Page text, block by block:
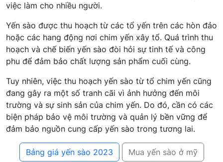
việc làm cho nhiều người.
Yến sào được thu hoạch từ các tổ yến trên các hòn đảo
hoặc các hang động nơi chim yến xây tổ. Quá trình thu
hoạch và chế biến yến sào đòi hỏi sự tinh tế và công
phu để đảm bảo chất lượng sản phẩm cuối cùng.
Tuy nhiên, việc thu hoạch yến sào từ tổ chim yến cũng
đang gây ra một số tranh cãi vì ảnh hưởng đến môi
trường và sự sinh sản của chim yến. Do đó, cần có các
biện pháp bảo vệ môi trường và quản lý bền vững để
đảm bảo nguồn cung cấp yến sào trong tương lai.
Bảng giá yến sào 2023 Mua yến sào ở mỹ